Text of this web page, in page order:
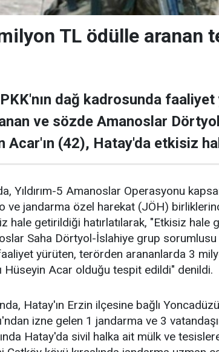
TL ödülle
PKK'nın dağ kadrosunda
ve sözde Amanoslar
(42), Hatay'da etkisiz
Yıldırım-5 Amanoslar Operasyonu
ve jandarma özel harekat (JÖH)
hale getirildiği hatırlatılarak, "Etkisiz
Saha Dörtyol-İslahiye grup
yürüten, terörden arananlarda 3
Hüseyin Acar olduğu tespit edildi" denildi.
Hatay'ın Erzin ilçesine bağlı
izne gelen 1 jandarma ve 3
Hatay'da sivil halka ait mülk ve